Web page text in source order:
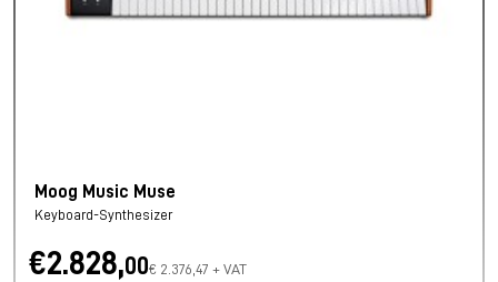
Moog Music Muse
Keyboard-Synthesizer
€2.828,00€ 2.376,47 + VAT